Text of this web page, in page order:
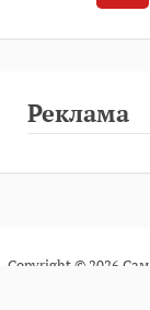
Реклама
Copyright © 2026